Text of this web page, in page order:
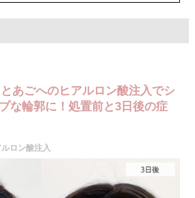
円(税込)
)
箇所に合わせて目立ちにくい箇所に2～3mm
ーレと呼ばれる細い管を用いて、脂肪細胞を直
時にAスレッド®と呼ばれる溶ける繊維をお顔の
挿入し、皮膚を内側から引き上げて固定しま
感、痛み、しびれ、むくみ、内出血、引き攣れ
知覚鈍麻、ぼこつき、硬結、瘢痕化、色素沈
繊維の突出などを生じることがございます。
込)
所ごと+162,800円(税込)
円(税込)
あごへのヒアルロン酸注入でシ
な輪郭に！処置前と3日後の症
ロン酸注入